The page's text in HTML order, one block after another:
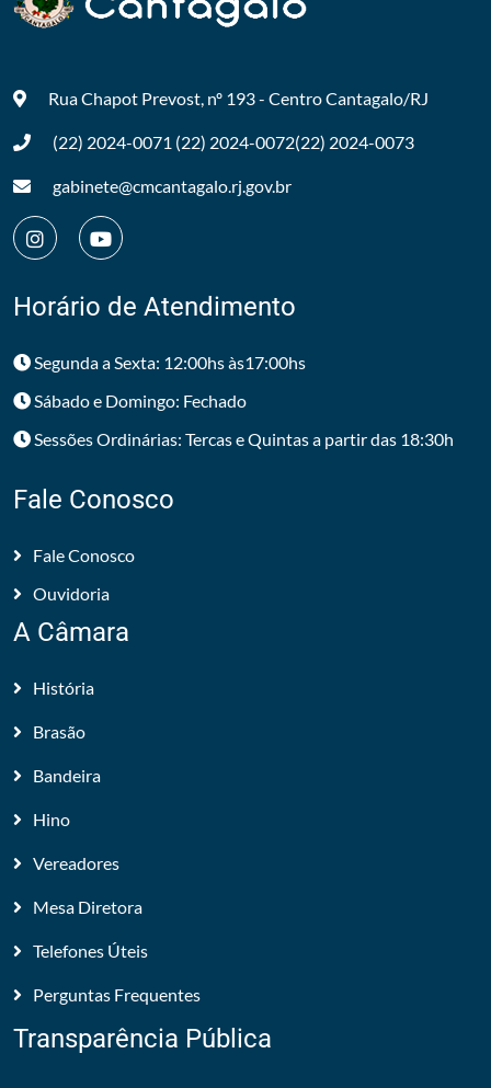
Rua Chapot Prevost, nº 193 - CentroCantagalo/RJ
(22) 2024-0071 (22) 2024-0072(22) 2024-0073
gabinete@cmcantagalo.rj.gov.br
Horário de Atendimento
Segunda a Sexta: 12:00hs às17:00hs
Sábado e Domingo: Fechado
Sessões Ordinárias: Tercas e Quintas a partir das 18:30h
Fale Conosco
Fale Conosco
Ouvidoria
A Câmara
História
Brasão
Bandeira
Hino
Vereadores
Mesa Diretora
Telefones Úteis
Perguntas Frequentes
Transparência Pública